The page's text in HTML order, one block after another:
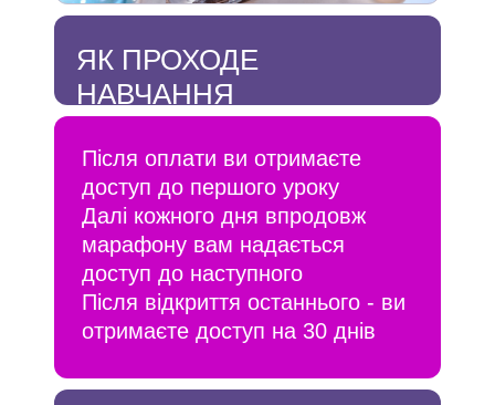
ЯК ПРОХОДЕ
НАВЧАННЯ
Після оплати ви отримаєте
доступ до першого уроку
Далі кожного дня впродовж
марафону вам надається
доступ до наступного
Після відкриття останнього - ви
отримаєте доступ на 30 днів